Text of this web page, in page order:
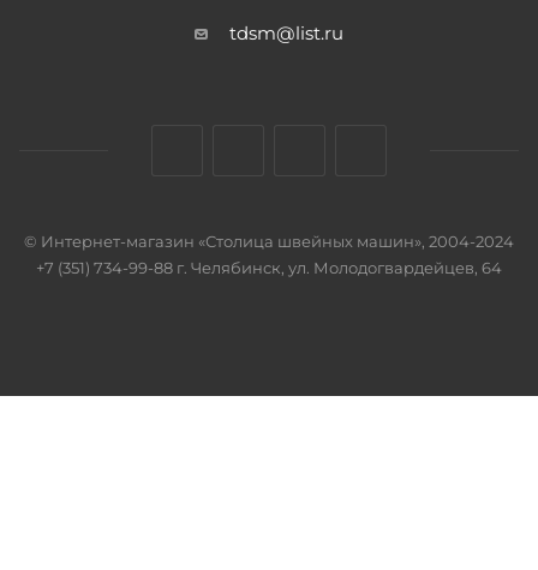
tdsm@list.ru
© Интернет-магазин «Столица швейных машин», 2004-2024
+7 (351) 734-99-88 г. Челябинск, ул. Молодогвардейцев, 64